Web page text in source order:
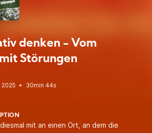
denken - Vom
Störungen
• 30min 44s
mit an einen Ort, an dem die